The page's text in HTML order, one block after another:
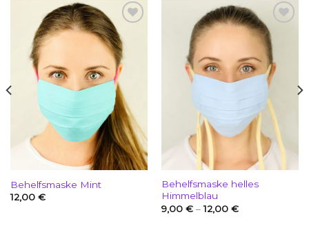
Add to
wishlist
Behelfsmaske Mint
12,00 €
Add to
wishlist
Behelfsmaske helles
Himmelblau
9,00 €–12,00 €